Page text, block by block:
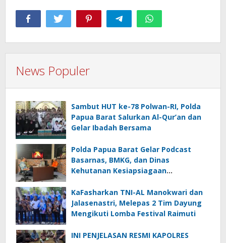
News Populer
Sambut HUT ke-78 Polwan-RI, Polda
Papua Barat Salurkan Al-Qur’an dan
Gelar Ibadah Bersama
Polda Papua Barat Gelar Podcast
Basarnas, BMKG, dan Dinas
Kehutanan Kesiapsiagaan
KaFasharkan TNI-AL Manokwari dan
Jalasenastri, Melepas 2 Tim Dayung
Mengikuti Lomba Festival Raimuti
INI PENJELASAN RESMI KAPOLRES